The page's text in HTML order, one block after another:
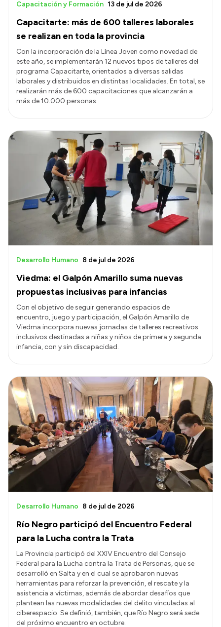
Capacitarte: más de 600 talleres laborales
se realizan en toda la provincia
Capacitación y Formación 13 de jul de 2026
Con la incorporación de la Línea Joven como novedad de
este año, se implementarán 12 nuevos tipos de talleres del
programa Capacitarte, orientados a diversas salidas
laborales y distribuidos en distintas localidades. En total, se
realizarán más de 600 capacitaciones que alcanzarán a
más de 10.000 personas.
Viedma: el Galpón Amarillo suma nuevas
propuestas inclusivas para infancias
Desarrollo Humano 8 de jul de 2026
Con el objetivo de seguir generando espacios de
encuentro, juego y participación, el Galpón Amarillo de
Viedma incorpora nuevas jornadas de talleres recreativos
inclusivos destinadas a niñas y niños de primera y segunda
infancia, con y sin discapacidad.
Río Negro participó del Encuentro Federal
para la Lucha contra la Trata
Desarrollo Humano 8 de jul de 2026
La Provincia participó del XXIV Encuentro del Consejo
Federal para la Lucha contra la Trata de Personas, que se
desarrolló en Salta y en el cual se aprobaron nuevas
herramientas para reforzar la prevención, el rescate y la
asistencia a víctimas, además de abordar desafíos que
plantean las nuevas modalidades del delito vinculadas al
ciberespacio. Se definió, también, que Río Negro será sede
del próximo encuentro en octubre.